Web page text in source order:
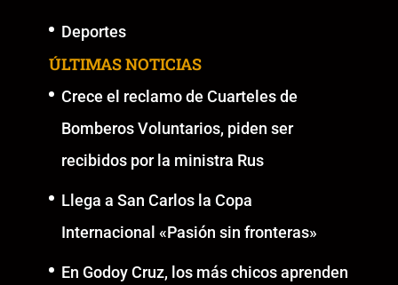
Deportes
ÚLTIMAS NOTICIAS
Crece el reclamo de Cuarteles de
Bomberos Voluntarios, piden ser
recibidos por la ministra Rus
Llega a San Carlos la Copa
Internacional «Pasión sin fronteras»
En Godoy Cruz, los más chicos aprenden